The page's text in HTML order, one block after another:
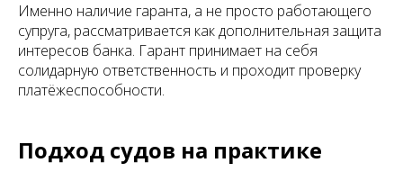
Именно наличие гаранта, а не просто работающего
супруга, рассматривается как дополнительная защита
интересов банка. Гарант принимает на себя
солидарную ответственность и проходит проверку
платёжеспособности.
Подход судов на практике